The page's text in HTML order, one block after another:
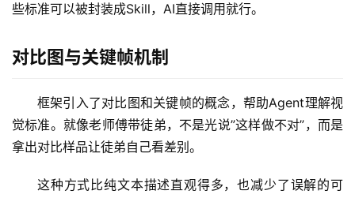
些标准可以被封装成Skill，AI直接调用就行。
对比图与关键帧机制
框架引入了对比图和关键帧的概念，帮助Agent理解视
觉标准。就像老师傅带徒弟，不是光说”这样做不对”，而是
拿出对比样品让徒弟自己看差别。
这种方式比纯文本描述直观得多，也减少了误解的可